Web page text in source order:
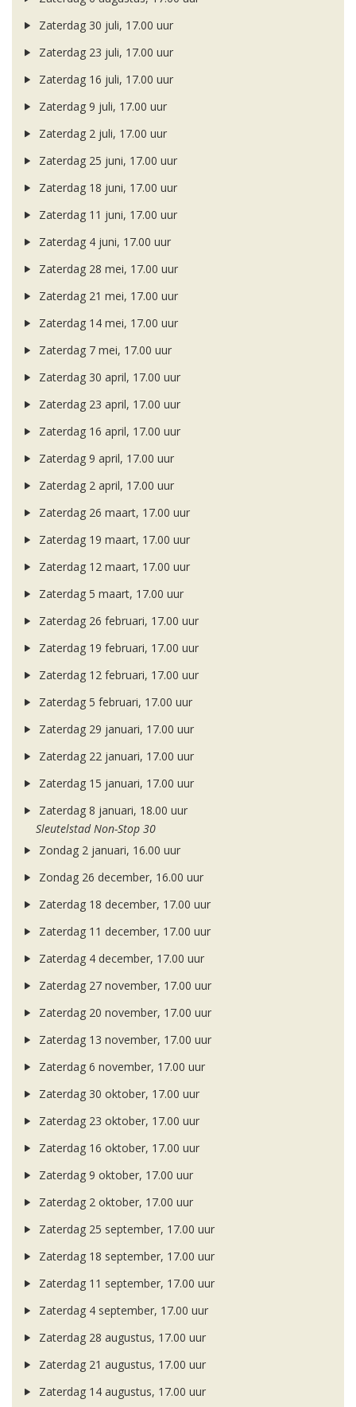
Zaterdag 30 juli, 17.00 uur
Zaterdag 23 juli, 17.00 uur
Zaterdag 16 juli, 17.00 uur
Zaterdag 9 juli, 17.00 uur
Zaterdag 2 juli, 17.00 uur
Zaterdag 25 juni, 17.00 uur
Zaterdag 18 juni, 17.00 uur
Zaterdag 11 juni, 17.00 uur
Zaterdag 4 juni, 17.00 uur
Zaterdag 28 mei, 17.00 uur
Zaterdag 21 mei, 17.00 uur
Zaterdag 14 mei, 17.00 uur
Zaterdag 7 mei, 17.00 uur
Zaterdag 30 april, 17.00 uur
Zaterdag 23 april, 17.00 uur
Zaterdag 16 april, 17.00 uur
Zaterdag 9 april, 17.00 uur
Zaterdag 2 april, 17.00 uur
Zaterdag 26 maart, 17.00 uur
Zaterdag 19 maart, 17.00 uur
Zaterdag 12 maart, 17.00 uur
Zaterdag 5 maart, 17.00 uur
Zaterdag 26 februari, 17.00 uur
Zaterdag 19 februari, 17.00 uur
Zaterdag 12 februari, 17.00 uur
Zaterdag 5 februari, 17.00 uur
Zaterdag 29 januari, 17.00 uur
Zaterdag 22 januari, 17.00 uur
Zaterdag 15 januari, 17.00 uur
Zaterdag 8 januari, 18.00 uur
Sleutelstad Non-Stop 30
Zondag 2 januari, 16.00 uur
Zondag 26 december, 16.00 uur
Zaterdag 18 december, 17.00 uur
Zaterdag 11 december, 17.00 uur
Zaterdag 4 december, 17.00 uur
Zaterdag 27 november, 17.00 uur
Zaterdag 20 november, 17.00 uur
Zaterdag 13 november, 17.00 uur
Zaterdag 6 november, 17.00 uur
Zaterdag 30 oktober, 17.00 uur
Zaterdag 23 oktober, 17.00 uur
Zaterdag 16 oktober, 17.00 uur
Zaterdag 9 oktober, 17.00 uur
Zaterdag 2 oktober, 17.00 uur
Zaterdag 25 september, 17.00 uur
Zaterdag 18 september, 17.00 uur
Zaterdag 11 september, 17.00 uur
Zaterdag 4 september, 17.00 uur
Zaterdag 28 augustus, 17.00 uur
Zaterdag 21 augustus, 17.00 uur
Zaterdag 14 augustus, 17.00 uur